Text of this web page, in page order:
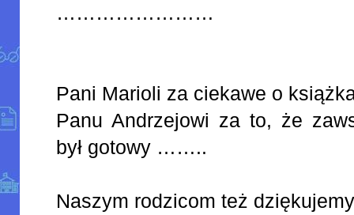
……………………
Pani Marioli za ciekawe o
Panu Andrzejowi za to, że
był gotowy ……..
Naszym rodzicom też